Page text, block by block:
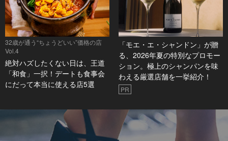
32歳が通う“ちょうどいい”価格の店
Vol.4
絶対ハズしたくない日は、王道
「和食」一択！デートも食事会
にだって本当に使える店5選
「モエ・エ・シャンドン」が贈
る、2026年夏の特別なプロモー
ション。極上のシャンパンを味
わえる厳選店舗を一挙紹介！
PR